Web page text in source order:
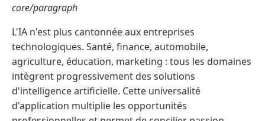
core/paragraph
L'IA n'est plus cantonnée aux entreprises
technologiques. Santé, finance, automobile,
agriculture, éducation, marketing : tous les domaines
intègrent progressivement des solutions
d'intelligence artificielle. Cette universalité
d'application multiplie les opportunités